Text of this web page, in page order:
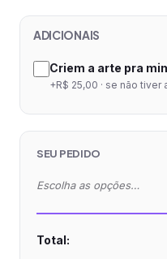
ADICIONAIS
Criem a arte pra
+R$ 25,00 · se não tiver
SEU PEDIDO
Escolha as opções…
Total: